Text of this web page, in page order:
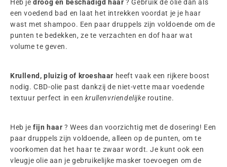
Heb jedroog en beschadigd haar ? Gebruik de olie dan als
een voedend bad en laat het intrekken voordat je je haar
wast met shampoo. Een paar druppels zijn voldoende om de
punten te bedekken, ze te verzachten en dof haar wat
volume te geven.
Krullend, pluizig of kroeshaar heeft vaak een rijkere boost
nodig. CBD-olie past dankzij de niet-vette maar voedende
textuur perfect in een krullenvriendelijke routine.
Heb jefijn haar ? Wees dan voorzichtig met de dosering! Een
paar druppels zijn voldoende, alleen op de punten, om te
voorkomen dat het haar te zwaar wordt. Je kunt ook een
vleugje olie aan je gebruikelijke masker toevoegen om de